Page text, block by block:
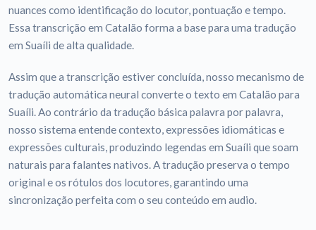
nuances como identificação do locutor, pontuação e tempo.
Essa transcrição em Catalão forma a base para uma tradução
em Suaíli de alta qualidade.
Assim que a transcrição estiver concluída, nosso mecanismo de
tradução automática neural converte o texto em Catalão para
Suaíli. Ao contrário da tradução básica palavra por palavra,
nosso sistema entende contexto, expressões idiomáticas e
expressões culturais, produzindo legendas em Suaíli que soam
naturais para falantes nativos. A tradução preserva o tempo
original e os rótulos dos locutores, garantindo uma
sincronização perfeita com o seu conteúdo em audio.